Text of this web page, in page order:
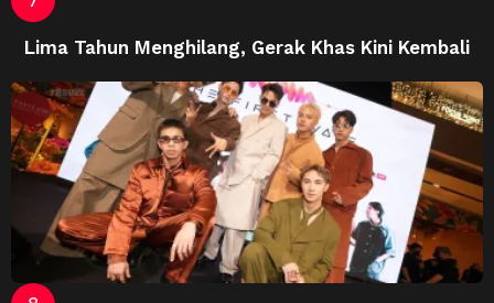
Lima Tahun Menghilang, Gerak Khas Kini Kembali